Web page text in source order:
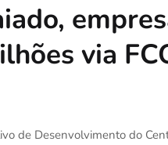
via
de Desenvolvimento do